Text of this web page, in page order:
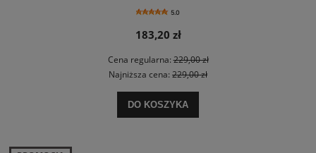
5.0
183,20 zł
Cena regularna:229,00 zł
Najniższa cena: 229,00 zł
DO KOSZYKA